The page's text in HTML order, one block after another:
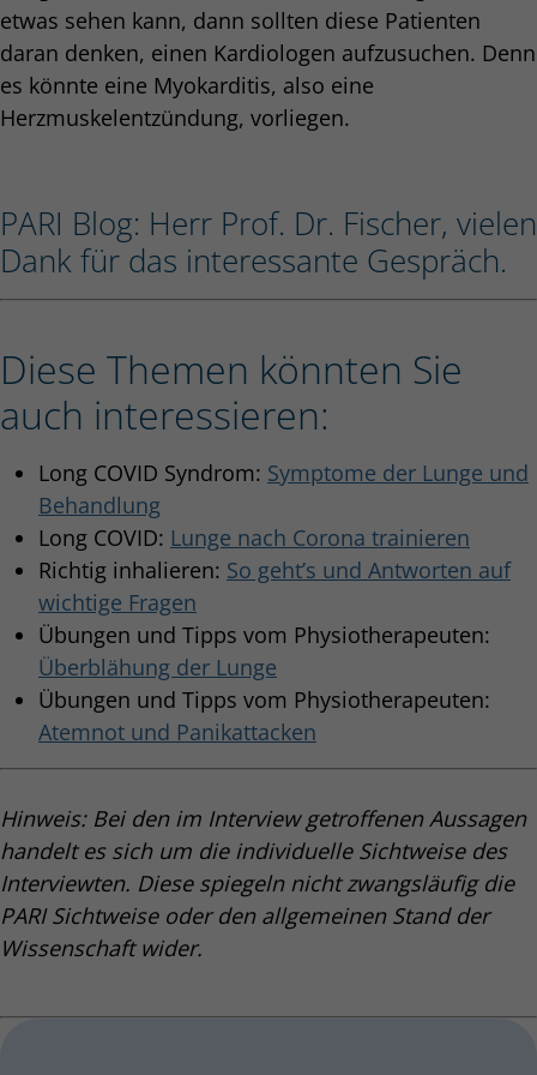
etwas sehen kann, dann sollten diese Patienten
daran denken, einen Kardiologen aufzusuchen. Denn
es könnte eine Myokarditis, also eine
Herzmuskelentzündung, vorliegen.
PARI Blog: Herr Prof. Dr. Fischer, vielen
Dank für das interessante Gespräch.
Diese Themen könnten Sie
auch interessieren:
Long COVID Syndrom: Symptome der Lunge und
Behandlung
Long COVID: Lunge nach Corona trainieren
Richtig inhalieren: So geht’s und Antworten auf
wichtige Fragen
Übungen und Tipps vom Physiotherapeuten:
Überblähung der Lunge
Übungen und Tipps vom Physiotherapeuten:
Atemnot und Panikattacken
Hinweis: Bei den im Interview getroffenen Aussagen
handelt es sich um die individuelle Sichtweise des
Interviewten. Diese spiegeln nicht zwangsläufig die
PARI Sichtweise oder den allgemeinen Stand der
Wissenschaft wider.